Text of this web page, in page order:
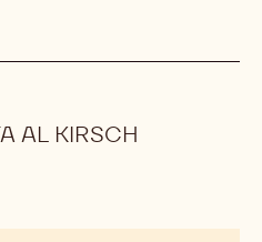
AL KIRSCH